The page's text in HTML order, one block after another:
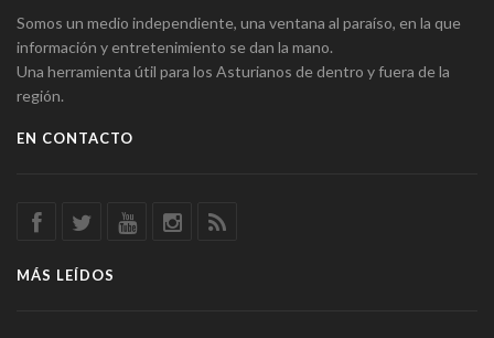
Somos un medio independiente, una ventana al paraíso, en la que
información y entretenimiento se dan la mano.
Una herramienta útil para los Asturianos de dentro y fuera de la
región.
EN CONTACTO
MÁS LEÍDOS